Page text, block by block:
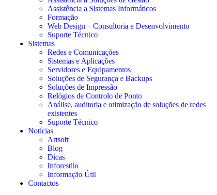
Assistência a Sistemas Informáticos
Formação
Web Design – Consultoria e Desenvolvimento
Suporte Técnico
Sistemas
Redes e Comunicações
Sistemas e Aplicações
Servidores e Equipamentos
Soluções de Segurança e Backups
Soluções de Impressão
Relógios de Controlo de Ponto
Análise, auditoria e otimização de soluções de redes
existentes
Suporte Técnico
Notícias
Artsoft
Blog
Dicas
Inforestilo
Informação Útil
Contactos